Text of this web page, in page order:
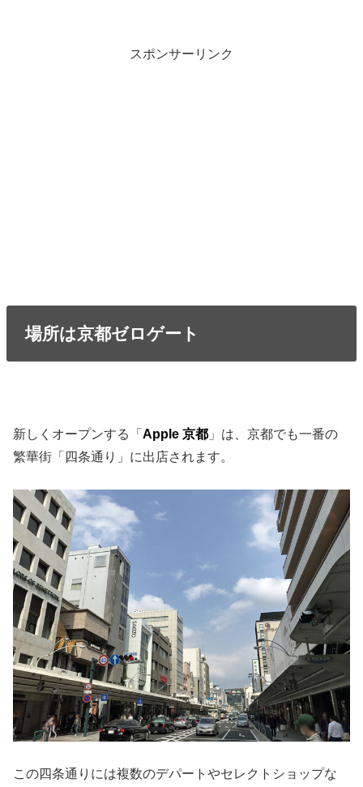
スポンサーリンク
場所は京都ゼロゲート
新しくオープンする「Apple 京都 」は、京都でも一番の
繁華街「四条通り」に出店されます。
この四条通りには複数のデパートやセレクトショップな